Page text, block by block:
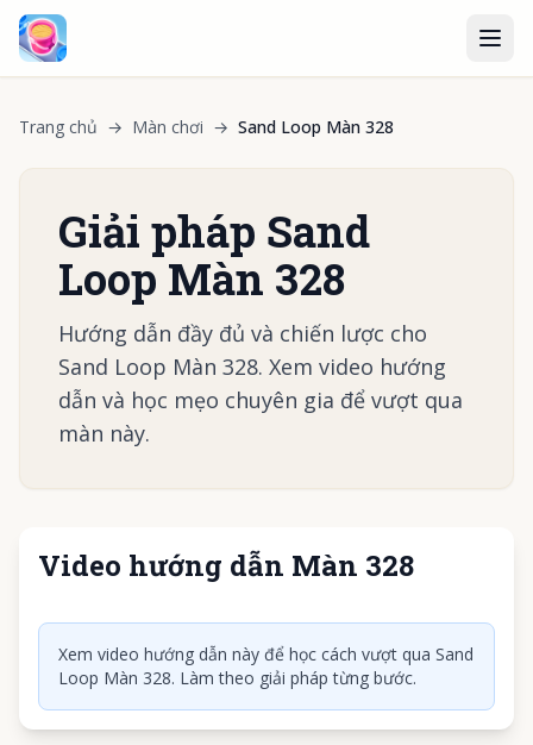
Trang chủ → Màn chơi → Sand Loop Màn 328
Giải pháp Sand
Loop Màn 328
Hướng dẫn đầy đủ và chiến lược cho
Sand Loop Màn 328. Xem video hướng
dẫn và học mẹo chuyên gia để vượt qua
màn này.
Video hướng dẫn Màn 328
Nhấn để phát video
Xem video hướng dẫn này để học cách vượt qua Sand
Loop Màn 328. Làm theo giải pháp từng bước.